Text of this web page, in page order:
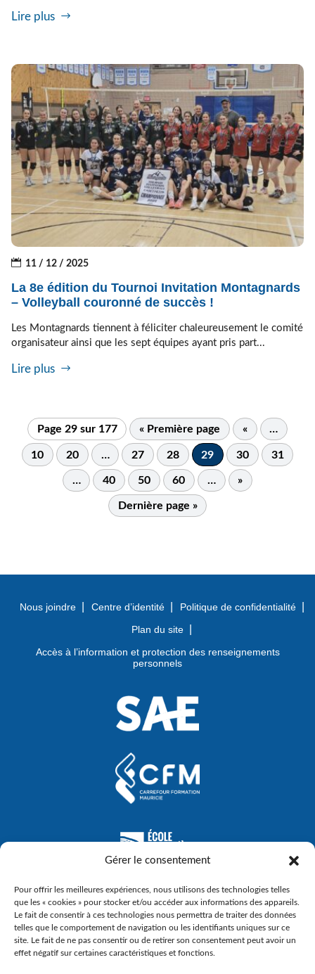
Gérer le consentement
Pour offrir les meilleures expériences, nous utilisons des technologies telles
que les « cookies » pour stocker et/ou accéder aux informations des appareils.
Le fait de consentir à ces technologies nous permettra de traiter des données
telles que le comportement de navigation ou les identifiants uniques sur ce
site. Le fait de ne pas consentir ou de retirer son consentement peut avoir un
effet négatif sur certaines caractéristiques et fonctions.
Lire plus
11 / 12 / 2025
La 8e édition du Tournoi Invitation Montagnards
– Volleyball couronné de succès !
Les Montagnards tiennent à féliciter chaleureusement le comité
organisateur ainsi que les sept équipes ayant pris part...
Lire plus
Page 29 sur 177 « Première page « …
10 20 … 27 28 29 30 31
… 40 50 60 … »
Dernière page »
Nous joindre Centre d’identité
Politique de confidentialité
Plan du site
Accès à l’information et protection des renseignements
personnels